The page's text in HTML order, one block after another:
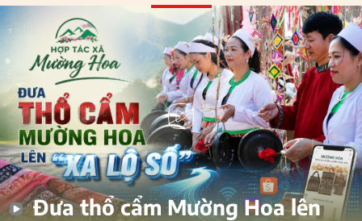
Đưa thổ cẩm Mường Hoa lên